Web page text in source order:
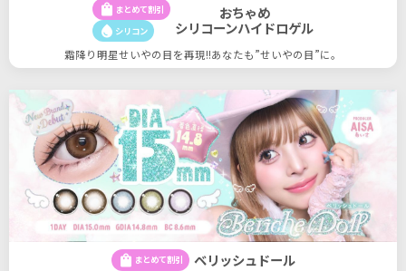
shopping_bag まとめて割引
water_drop シリコン
おちゃめ
シリコーンハイドロゲル
霜降り明星せいやの目を再現!!あなたも”せいやの目”に。
shopping_bag まとめて割引 ベリッシュドール